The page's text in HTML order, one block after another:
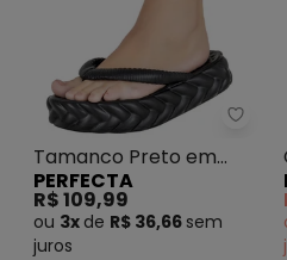
Tamanco Preto em
Eva Super Leve
PERFECTA
R$ 109,99
ou 3x de R$ 36,66 sem
juros